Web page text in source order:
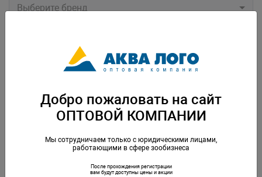
Выберите бренд
Добро пожаловать на сайт
ОПТОВОЙ КОМПАНИИ
Мы сотрудничаем только с юридическими лицами,
работающими в сфере зообизнеса
После прохождения регистрации
вам будут доступны цены и акции